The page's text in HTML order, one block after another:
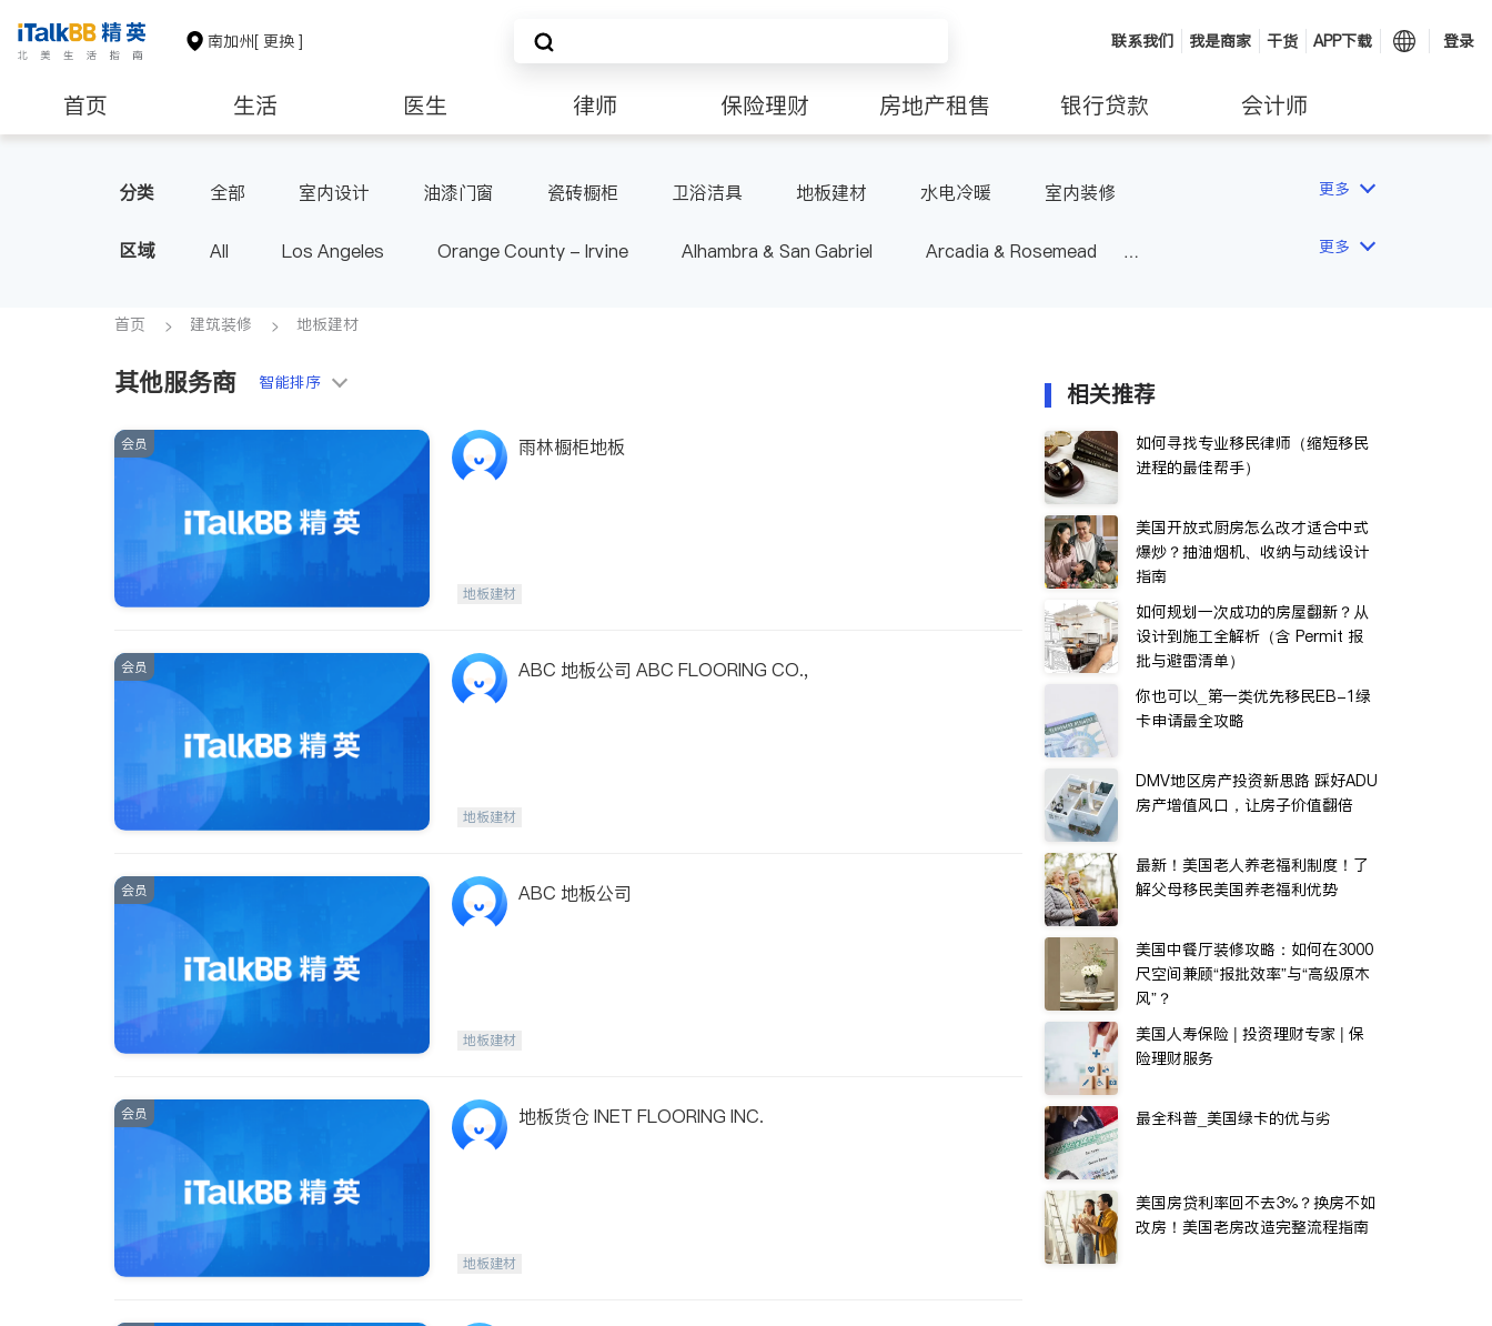
南加州[ 更换 ] 联系我们 我是商家 干货 APP下载 登录
首页 生活 医生 律师 保险理财 房地产租售 银行贷款 会计师
分类 全部 室内设计 油漆门窗 瓷砖橱柜 卫浴洁具 地板建材 水电冷暖 室内装修 更多
区域 All Los Angeles Orange County - Irvine Alhambra & San Gabriel
Arcadia & Rosemead
Inyo & San Bernardino
更多
首页 建筑装修 地板建材
其他服务商 智能排序
会员 雨林橱柜地板
地板建材
会员 ABC 地板公司 ABC FLOORING CO.,
地板建材
会员 ABC 地板公司
地板建材
会员 地板货仓 INET FLOORING INC.
地板建材
相关推荐
如何寻找专业移民律师（缩短移民
进程的最佳帮手）
美国开放式厨房怎么改才适合中式
爆炒？抽油烟机、收纳与动线设计
指南
如何规划一次成功的房屋翻新？从
设计到施工全解析（含 Permit 报
批与避雷清单）
你也可以_第一类优先移民EB-1绿
卡申请最全攻略
DMV地区房产投资新思路 踩好ADU
房产增值风口，让房子价值翻倍
最新！美国老人养老福利制度！了
解父母移民美国养老福利优势
美国中餐厅装修攻略：如何在3000
尺空间兼顾“报批效率”与“高级原木
风”？
美国人寿保险 | 投资理财专家 | 保
险理财服务
最全科普_美国绿卡的优与劣
美国房贷利率回不去3%？换房不如
改房！美国老房改造完整流程指南